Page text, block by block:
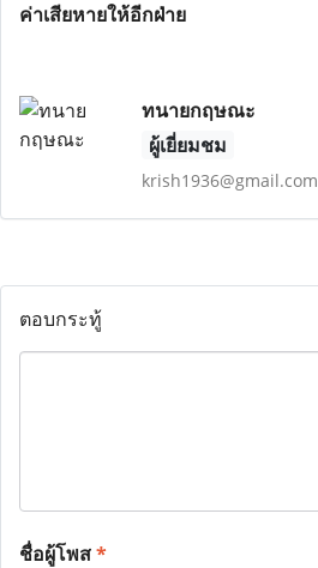
ค่าเสียหายให้อีกฝ่าย
ทนายกฤษณะ
ผู้เยี่ยมชม
krish1936@gmail.com
ตอบกระทู้
ชื่อผู้โพส*